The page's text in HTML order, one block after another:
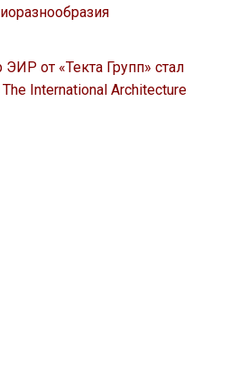
ЭИР от «Текта Групп» стал
International Architecture